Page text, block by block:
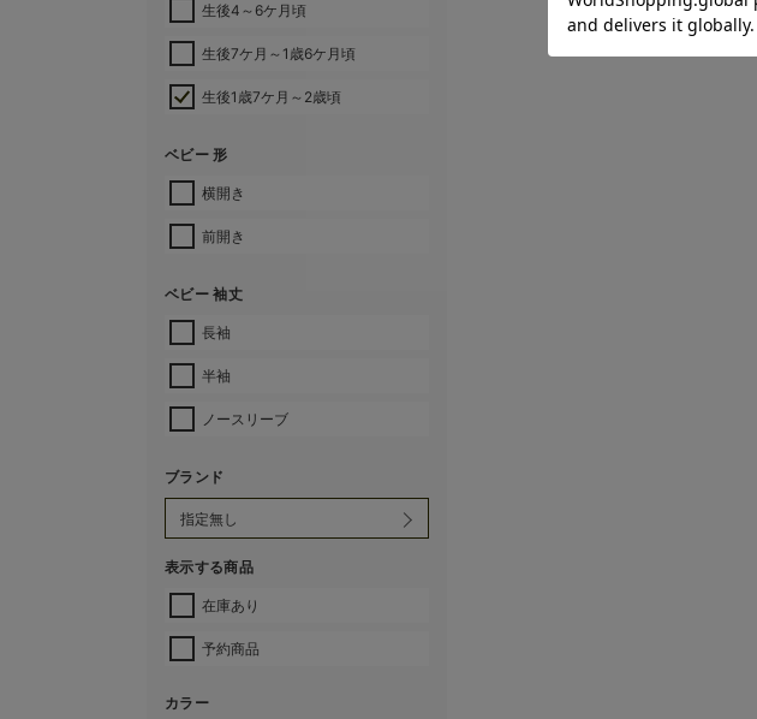
生後4～6ケ月頃
生後7ケ月～1歳6ケ月頃
生後1歳7ケ月～2歳頃
ベビー 形
横開き
前開き
ベビー 袖丈
長袖
半袖
ノースリーブ
ブランド
表示する商品
在庫あり
予約商品
カラー